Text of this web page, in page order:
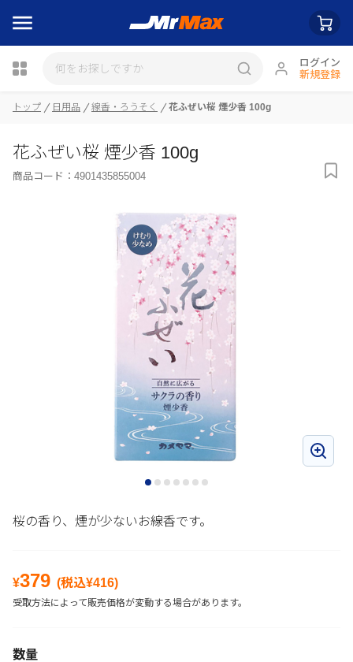
ログイン
新規登録
トップ 日用品 線香・ろうそく 花ふぜい桜 煙少香 100g
花ふぜい桜 煙少香 100g
商品コード： 4901435855004
桜の香り、煙が少ないお線香です。
¥379 (税込¥416)
受取方法によって販売価格が変動する場合があります。
数量